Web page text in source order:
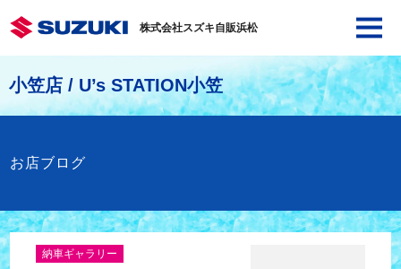
株式会社スズキ自販浜松
小笠店 / U’s STATION小笠
お店ブログ
納車ギャラリー